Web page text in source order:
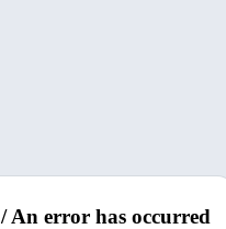
An error has occurred